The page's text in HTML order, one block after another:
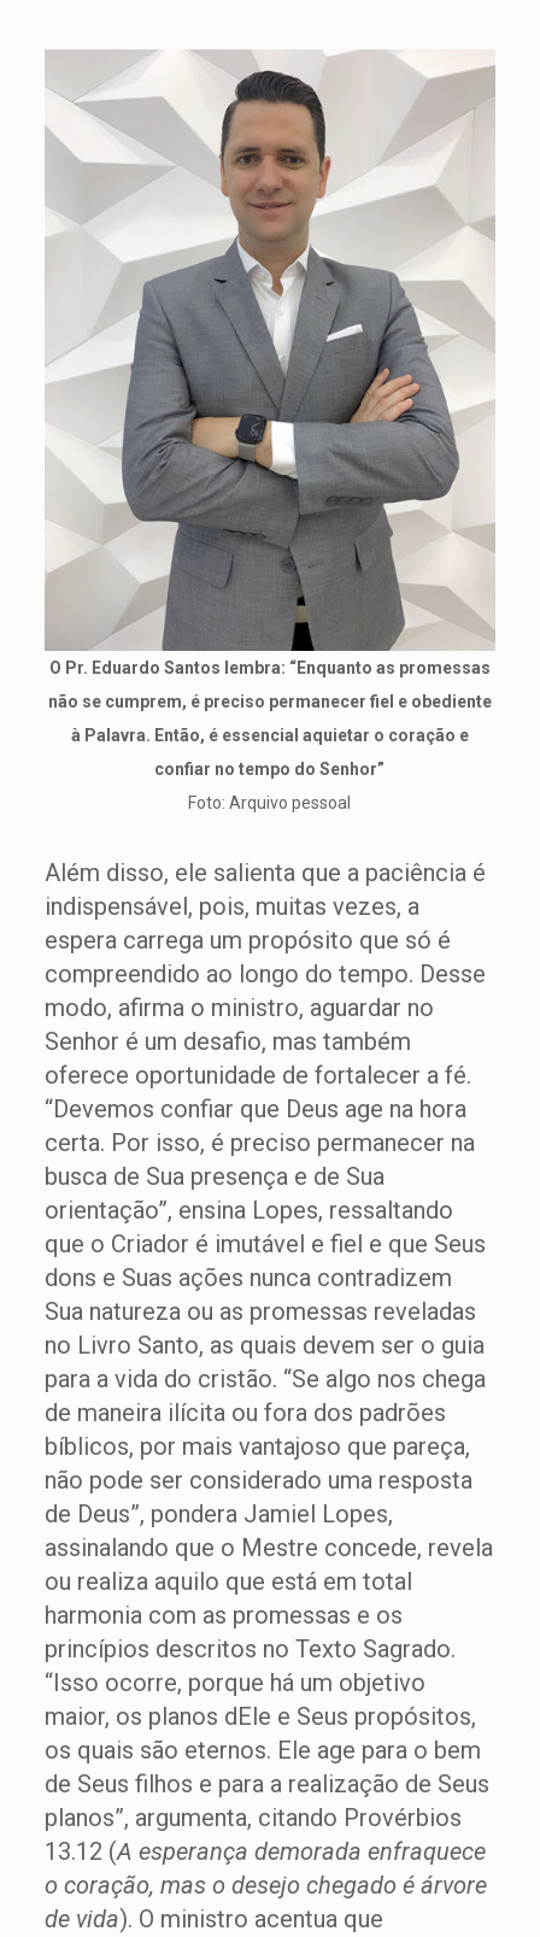
O Pr. Eduardo Santos lembra: “Enquanto as promessas
não se cumprem, é preciso permanecer fiel e obediente
à Palavra. Então, é essencial aquietar o coração e
confiar no tempo do Senhor”
Foto: Arquivo pessoal
Além disso, ele salienta que a paciência é
indispensável, pois, muitas vezes, a
espera carrega um propósito que só é
compreendido ao longo do tempo. Desse
modo, afirma o ministro, aguardar no
Senhor é um desafio, mas também
oferece oportunidade de fortalecer a fé.
“Devemos confiar que Deus age na hora
certa. Por isso, é preciso permanecer na
busca de Sua presença e de Sua
orientação”, ensina Lopes, ressaltando
que o Criador é imutável e fiel e que Seus
dons e Suas ações nunca contradizem
Sua natureza ou as promessas reveladas
no Livro Santo, as quais devem ser o guia
para a vida do cristão. “Se algo nos chega
de maneira ilícita ou fora dos padrões
bíblicos, por mais vantajoso que pareça,
não pode ser considerado uma resposta
de Deus”, pondera Jamiel Lopes,
assinalando que o Mestre concede, revela
ou realiza aquilo que está em total
harmonia com as promessas e os
princípios descritos no Texto Sagrado.
“Isso ocorre, porque há um objetivo
maior, os planos dEle e Seus propósitos,
os quais são eternos. Ele age para o bem
de Seus filhos e para a realização de Seus
planos”, argumenta, citando Provérbios
13.12 (A esperança demorada enfraquece
o coração, mas o desejo chegado é árvore
de vida). O ministro acentua que